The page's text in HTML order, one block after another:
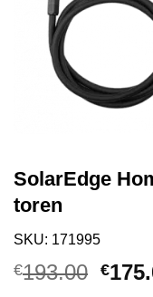
SolarEdge
toren
SKU: 171995
€193.00 €